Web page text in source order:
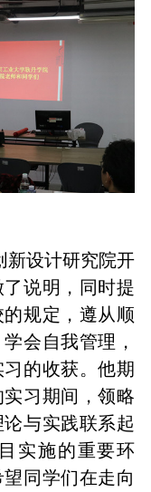
新设计研究院开
说明，同时提
规定，遵从顺
会自我管理，
的收获。他期
习期间，领略
与实践联系起
实施的重要环
同学们在走向